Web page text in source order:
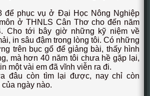
để phục vụ ở Đại Học Nông Nghiệp
ở THNLS Cân Thơ cho đến năm
Cho tới bây giờ những kỹ niệm về
in sâu đậm trong lòng tôi. Có những
trên bục gổ để giảng bài, thấy hình
mà hơn 40 năm tôi chưa hề gặp lại,
một vài em đã vĩnh viễn ra đi.
đâu còn tìm lại được, nay chỉ còn
ngày nào.